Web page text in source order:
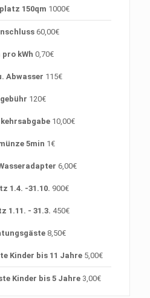
150qm 1000€
60,00€
kWh 0,70€
Abwasser 115€
120€
10,00€
5min 1€
6,00€
1.4. -31.10. 900€
1.11. - 31.3. 450€
8,50€
Kinder bis 11 Jahre 5,00€
Kinder bis 5 Jahre3,00€